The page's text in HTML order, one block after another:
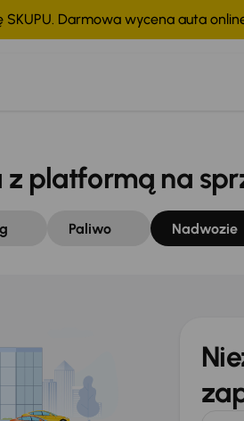
Darmowa wycena auta
z platformą na
Paliwo Nadwozie